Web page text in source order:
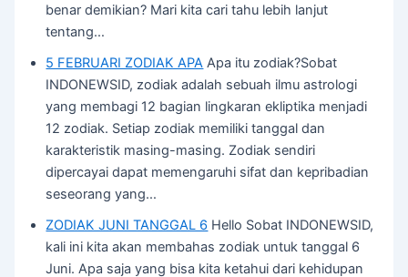
benar demikian? Mari kita cari tahu lebih lanjut
tentang…
5 FEBRUARI ZODIAK APA Apa itu zodiak?Sobat
INDONEWSID, zodiak adalah sebuah ilmu astrologi
yang membagi 12 bagian lingkaran ekliptika menjadi
12 zodiak. Setiap zodiak memiliki tanggal dan
karakteristik masing-masing. Zodiak sendiri
dipercayai dapat memengaruhi sifat dan kepribadian
seseorang yang…
ZODIAK JUNI TANGGAL 6 Hello Sobat INDONEWSID,
kali ini kita akan membahas zodiak untuk tanggal 6
Juni. Apa saja yang bisa kita ketahui dari kehidupan